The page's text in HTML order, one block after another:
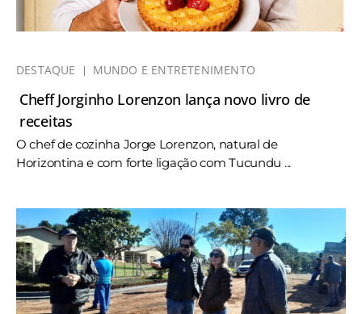
DESTAQUE MUNDO E ENTRETENIMENTO
Cheff Jorginho Lorenzon lança novo livro de
receitas
O chef de cozinha Jorge Lorenzon, natural de
Horizontina e com forte ligação com Tucundu ...